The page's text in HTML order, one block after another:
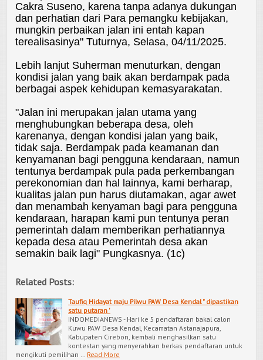
Cakra Suseno, karena tanpa adanya dukungan
dan perhatian dari Para pemangku kebijakan,
mungkin perbaikan jalan ini entah kapan
terealisasinya" Tuturnya, Selasa, 04/11/2025.
Lebih lanjut Suherman menuturkan, dengan
kondisi jalan yang baik akan berdampak pada
berbagai aspek kehidupan kemasyarakatan.
"Jalan ini merupakan jalan utama yang
menghubungkan beberapa desa, oleh
karenanya, dengan kondisi jalan yang baik,
tidak saja. Berdampak pada keamanan dan
kenyamanan bagi pengguna kendaraan, namun
tentunya berdampak pula pada perkembangan
perekonomian dan hal lainnya, kami berharap,
kualitas jalan pun harus diutamakan, agar awet
dan menambah kenyaman bagi para pengguna
kendaraan, harapan kami pun tentunya peran
pemerintah dalam memberikan perhatiannya
kepada desa atau Pemerintah desa akan
semakin baik lagi" Pungkasnya. (1c)
Related Posts:
Taufiq Hidayat maju Pilwu PAW Desa Kendal " dipastikan
satu putaran '
INDOMEDIANEWS - Hari ke 5 pendaftaran bakal calon
Kuwu PAW Desa Kendal, Kecamatan Astanajapura,
Kabupaten Cirebon, kembali menghasilkan satu
kontestan yang menyerahkan berkas pendaftaran untuk
mengikuti pemilihan … Read More